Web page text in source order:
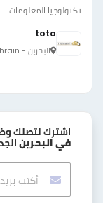
تكنولوجيا المعلومات
toto
البحرين - Bahrain
اشترك لتصلك
في البحرين